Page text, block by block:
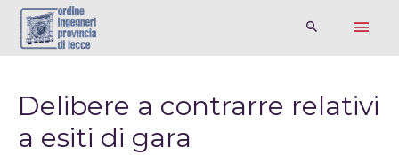
Delibere a contrarre relativi
a esiti di gara